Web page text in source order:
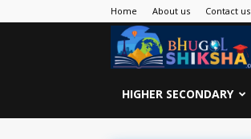
Home About us Contact us
HIGHER SECONDARY